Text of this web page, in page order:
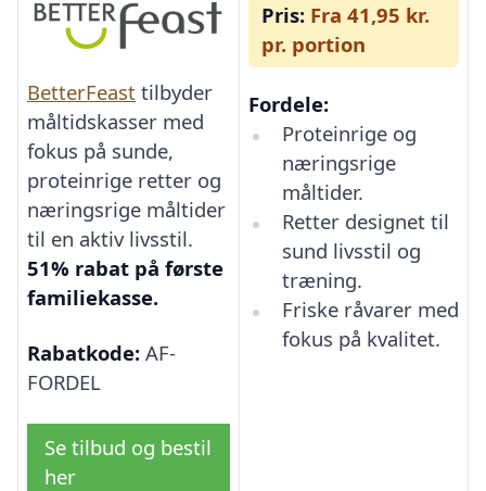
BetterFeast tilbyder
måltidskasser med
fokus på sunde,
proteinrige retter og
næringsrige måltider
til en aktiv livsstil.
51% rabat på første
familiekasse.
Rabatkode: AF-
FORDEL
Se tilbud og bestil
her
Pris: Fra 41,95 kr.
pr. portion
Fordele:
Proteinrige og
næringsrige
måltider.
Retter designet til
sund livsstil og
træning.
Friske råvarer med
fokus på kvalitet.